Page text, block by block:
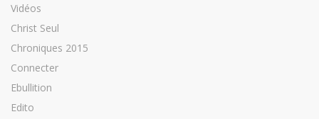
Vidéos
Christ Seul
Chroniques 2015
Connecter
Ebullition
Edito